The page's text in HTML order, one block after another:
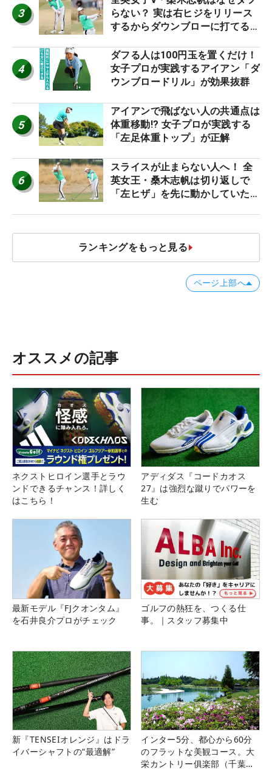
3
らない？ 実は右ヒジをリリース
するからダウンブローに打てる #
4
ダフる人は100円玉を置くだけ！
女子プロが実践するアイアン「ダ
ウンブロードリル」が効果抜群
5
アイアンで飛ばない人の共通点は
体重移動!? 女子プロが実践する
「左足体重トップ」が正解
6
スライスが止まらない人へ！ 全
英女王・桑木志帆は切り返しで
「左ヒザ」を先に動かしていた
ランキングをもっと見る
ページ上部へ
オススメの記事
ネクストヒロイン選手とラウ
ンドできるチャンス！詳しく
はこちら！
アディダス『コードカオス
27』は強烈な蹴りでパワーを
生む
最新モデル『FJクオンタム』
を石井良介プロがチェック
ゴルフの熱狂を、つくる仕
事。｜スタッフ募集中
新『TENSEIオレンジ』はドラ
イバーシャフトの“最適解”
インター5分、都心から60分
のフラットな美観コース。大
栄カントリー俱楽部（千葉